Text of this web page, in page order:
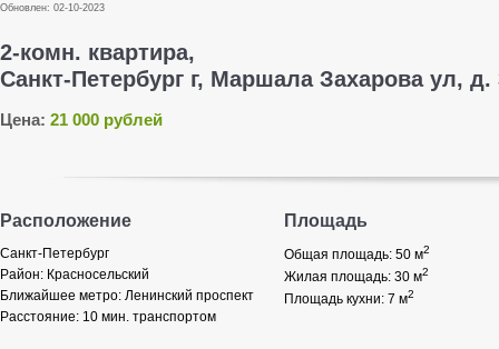
Обновлен: 02-10-2023
2-комн. квартира,
Санкт-Петербург г, Маршала Захарова ул, д.
Цена: 21 000 рублей
Расположение
Санкт-Петербург
Район: Красносельский
Ближайшее метро: Ленинский проспект
Расстояние: 10 мин. транспортом
Площадь
Общая площадь: 50 м2
Жилая площадь: 30 м2
Площадь кухни: 7 м2